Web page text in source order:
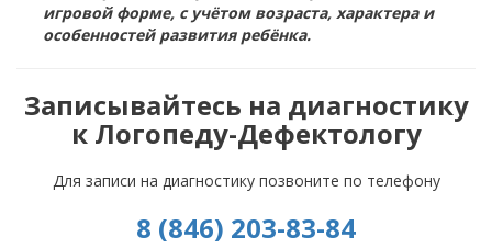
игровой форме, с учётом возраста, характера и
особенностей развития ребёнка.
Записывайтесь на диагностику
к Логопеду-Дефектологу
Для записи на диагностику позвоните по телефону
8 (846) 203-83-84